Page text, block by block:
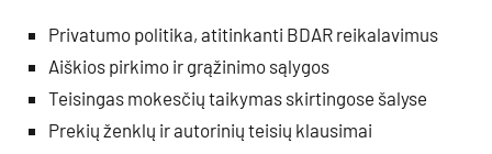
Privatumo politika, atitinkanti BDAR reikalavimus
Aiškios pirkimo ir grąžinimo sąlygos
Teisingas mokesčių taikymas skirtingose šalyse
Prekių ženklų ir autorinių teisių klausimai